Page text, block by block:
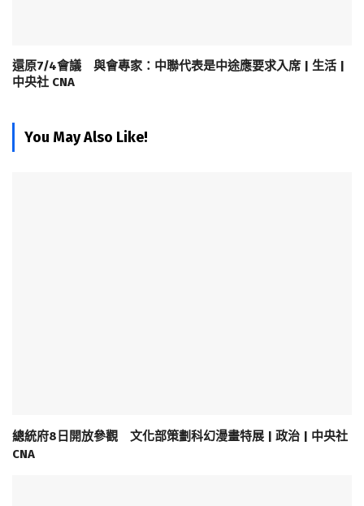
還原7/4會議 與會專家：中聯代表是中途應要求入席 | 生活 |
中央社 CNA
You May Also Like!
總統府8日開放參觀 文化部策劃科幻漫畫特展 | 政治 | 中央社
CNA